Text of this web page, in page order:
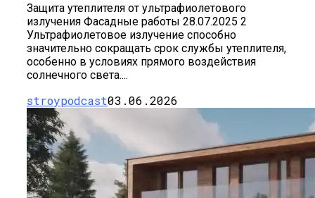
Защита утеплителя от ультрафиолетового
излучения Фасадные работы 28.07.2025 2
Ультрафиолетовое излучение способно
значительно сокращать срок службы утеплителя,
особенно в условиях прямого воздействия
солнечного света....
stroypodcast03.06.2026